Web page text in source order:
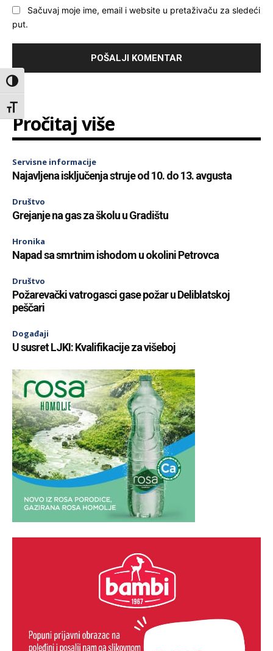
Toggle High Contrast
Toggle Font size
Sačuvaj moje ime, email i website u pretaživaču za sledeći
put.
Pročitaj više
Servisne informacije
Najavljena isključenja struje od 10. do 13. avgusta
Društvo
Grejanje na gas za školu u Gradištu
Hronika
Napad sa smrtnim ishodom u okolini Petrovca
Društvo
Požarevački vatrogasci gase požar u Deliblatskoj
peščari
Događaji
U susret LJKI: Kvalifikacije za višeboj